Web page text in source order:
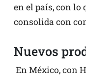
en el país, con lo
consolida con
Nuevos
En México, con